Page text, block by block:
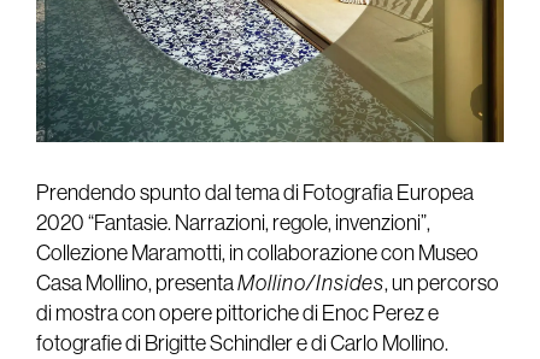
Prendendo spunto dal tema di Fotografia Europea
2020 “Fantasie. Narrazioni, regole, invenzioni”,
Collezione Maramotti, in collaborazione con Museo
Casa Mollino, presenta Mollino/Insides, un percorso
di mostra con opere pittoriche di Enoc Perez e
fotografie di Brigitte Schindler e di Carlo Mollino.